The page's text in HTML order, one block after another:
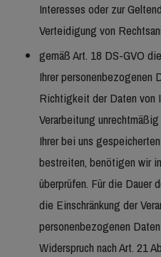
Interesses oder zur
Verteidigung von
gemäß Art. 18 DS-GVO
Ihrer personenbezogenen
Richtigkeit der Daten von
Verarbeitung
Ihrer bei uns
bestreiten, benötigen wir
überprüfen. Für die Dauer
die Einschränkung der
personenbezogenen
Widerspruch nach Art. 21